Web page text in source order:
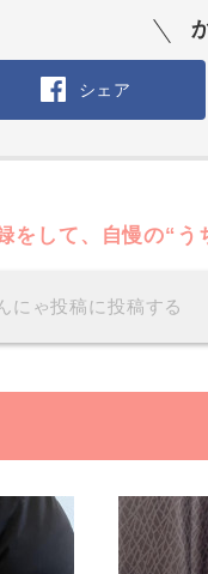
シェア
をして、自慢の“う
にゃ投稿に投稿する